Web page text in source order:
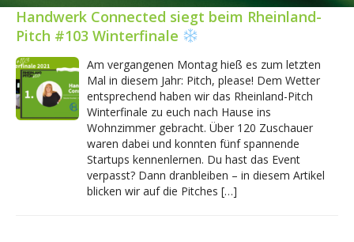
Handwerk Connected siegt beim Rheinland-
Pitch #103 Winterfinale
Am vergangenen Montag hieß es zum letzten
Mal in diesem Jahr: Pitch, please! Dem Wetter
entsprechend haben wir das Rheinland-Pitch
Winterfinale zu euch nach Hause ins
Wohnzimmer gebracht. Über 120 Zuschauer
waren dabei und konnten fünf spannende
Startups kennenlernen. Du hast das Event
verpasst? Dann dranbleiben – in diesem Artikel
blicken wir auf die Pitches […]